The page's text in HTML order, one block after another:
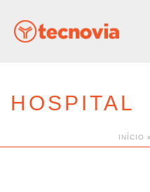
HOSPITAL
INÍCIO